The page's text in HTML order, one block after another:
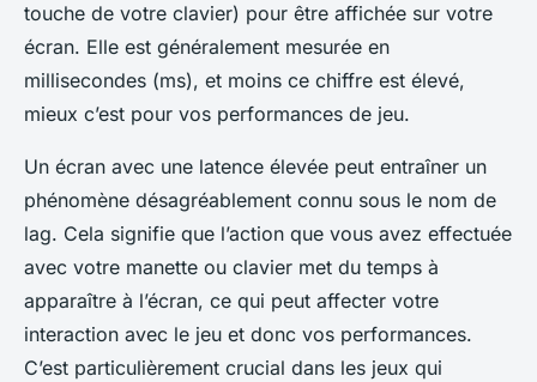
touche de votre clavier) pour être affichée sur votre
écran. Elle est généralement mesurée en
millisecondes (ms), et moins ce chiffre est élevé,
mieux c’est pour vos performances de jeu.
Un écran avec une latence élevée peut entraîner un
phénomène désagréablement connu sous le nom de
lag. Cela signifie que l’action que vous avez effectuée
avec votre manette ou clavier met du temps à
apparaître à l’écran, ce qui peut affecter votre
interaction avec le jeu et donc vos performances.
C’est particulièrement crucial dans les jeux qui